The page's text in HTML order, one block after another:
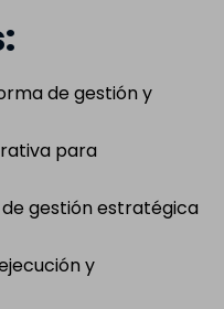
de gestión y
para
gestión estratégica
y